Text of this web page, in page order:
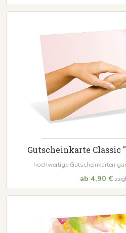
Gutscheinkarte Classic
hochwertige Gutscheinkarten
ab 4,90 €